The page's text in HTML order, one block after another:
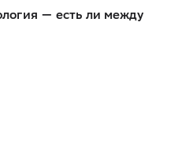
— есть ли между